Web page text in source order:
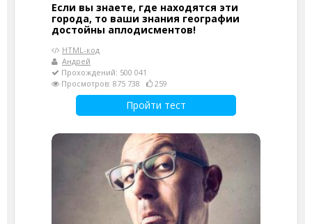
Если вы знаете, где находятся эти
города, то ваши знания географии
достойны аплодисментов!
HTML-код
Андрей
Прохождений: 500 041
Просмотров: 875 738
259
Пройти тест